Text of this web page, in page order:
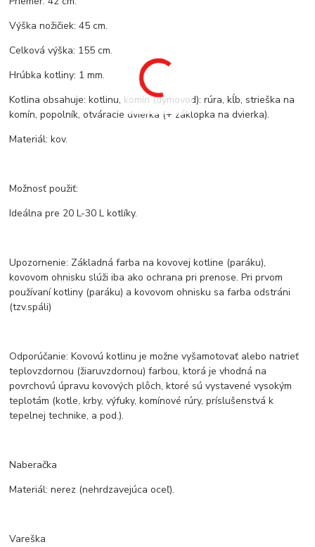
Výška nožičiek: 45 cm.
Celková výška: 155 cm.
Hrúbka kotliny: 1 mm.
Kotlina obsahuje: kotlinu, komín (dymovod): rúra, kĺb, strieška na
komín, popolník, otváracie dvierka (+ záklopka na dvierka).
Materiál: kov.
Možnosť použiť:
Ideálna pre 20 L-30 L kotlíky.
Upozornenie: Základná farba na kovovej kotline (paráku),
kovovom ohnisku slúži iba ako ochrana pri prenose. Pri prvom
používaní kotliny (paráku) a kovovom ohnisku sa farba odstráni
(tzv.spáli)
Odporúčanie: Kovovú kotlinu je možne vyšamotovať alebo natrieť
teplovzdornou (žiaruvzdornou) farbou, ktorá je vhodná na
povrchovú úpravu kovových plôch, ktoré sú vystavené vysokým
teplotám (kotle, krby, výfuky, komínové rúry, príslušenstvá k
tepelnej technike, a pod.).
Naberačka
Materiál: nerez (nehrdzavejúca oceľ).
Vareška